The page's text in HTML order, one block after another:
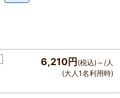
6,210円(税込)～/人
(大人1名利用時)